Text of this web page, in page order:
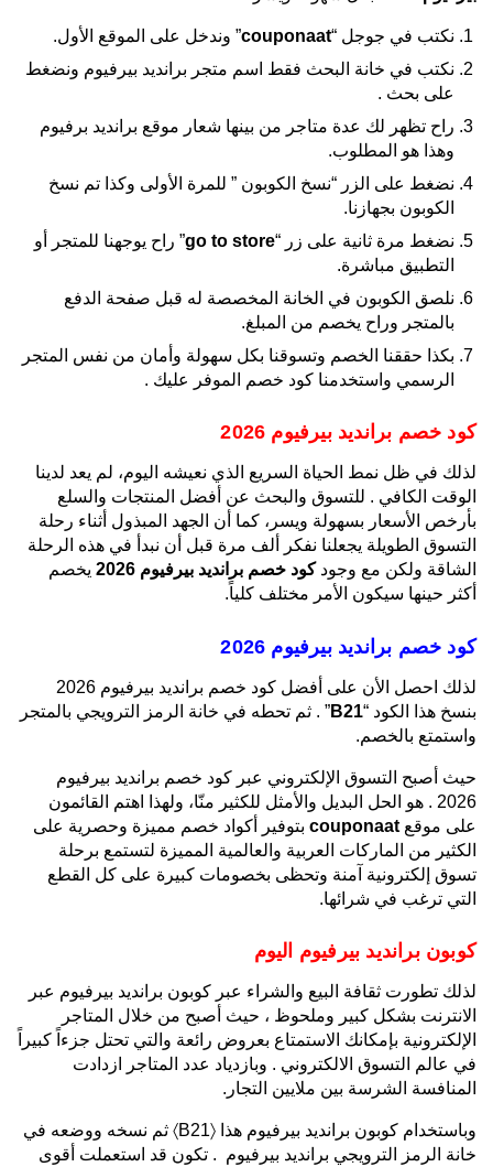
نكتب في جوجل “couponaat” وندخل على الموقع الأول.
نكتب في خانة البحث فقط اسم متجر برانديد بيرفيوم ونضغط
على بحث .
راح تظهر لك عدة متاجر من بينها شعار موقع برانديد برفيوم
وهذا هو المطلوب.
نضغط على الزر “نسخ الكوبون ” للمرة الأولى وكذا تم نسخ
الكوبون بجهازنا.
نضغط مرة ثانية على زر “go to store” راح يوجهنا للمتجر أو
التطبيق مباشرة.
نلصق الكوبون في الخانة المخصصة له قبل صفحة الدفع
بالمتجر وراح يخصم من المبلغ.
بكذا حققنا الخصم وتسوقنا بكل سهولة وأمان من نفس المتجر
الرسمي واستخدمنا كود خصم الموفر عليك .
كود خصم برانديد بيرفيوم 2026
لذلك في ظل نمط الحياة السريع الذي نعيشه اليوم، لم يعد لدينا
الوقت الكافي . للتسوق والبحث عن أفضل المنتجات والسلع
بأرخص الأسعار بسهولة ويسر، كما أن الجهد المبذول أثناء رحلة
التسوق الطويلة يجعلنا نفكر ألف مرة قبل أن نبدأ في هذه الرحلة
الشاقة ولكن مع وجودكود خصم برانديد بيرفيوم 2026
يخصم
أكثر حينها سيكون الأمر مختلف كلياً.
كود خصم برانديد بيرفيوم 2026
لذلك احصل الأن على أفضل كود خصم برانديد بيرفيوم 2026
بنسخ هذا الكود “B21” . ثم تحطه في خانة الرمز الترويجي بالمتجر
واستمتع بالخصم.
حيث أصبح التسوق الإلكتروني عبر كود خصم برانديد بيرفيوم
2026 . هو الحل البديل والأمثل للكثير منّا، ولهذا اهتم القائمون
على موقع couponaat بتوفير أكواد خصم مميزة وحصرية على
الكثير من الماركات العربية والعالمية المميزة لتستمع برحلة
تسوق إلكترونية آمنة وتحظى بخصومات كبيرة على كل القطع
التي ترغب في شرائها.
كوبون برانديد بيرفيوم اليوم
لذلك تطورت ثقافة البيع والشراء عبر كوبون برانديد بيرفيوم عبر
الانترنت بشكل كبير وملحوظ ، حيث أصبح من خلال المتاجر
الإلكترونية بإمكانك الاستمتاع بعروض رائعة والتي تحتل جزءاً كبيراً
في عالم التسوق الالكتروني . وبازدياد عدد المتاجر ازدادت
المنافسة الشرسة بين ملايين التجار.
وباستخدام كوبون برانديد بيرفيوم هذا 〈B21〉 ثم نسخه ووضعه في
خانة الرمز الترويجي برانديد بيرفيوم . تكون قد استعملت أقوى